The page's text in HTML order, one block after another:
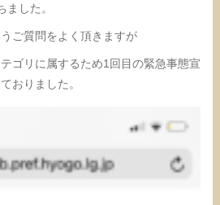
した。
ご質問をよく頂きますが
ゴリに属するため1回目の緊急事態宣
おりました。